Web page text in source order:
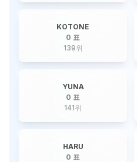
KOTONE
0 표
139위
YUNA
0 표
141위
HARU
0 표